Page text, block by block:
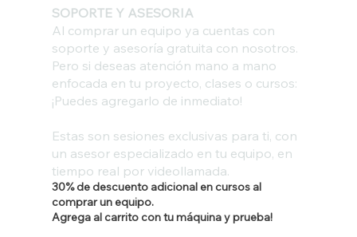
SOPORTE Y ASESORIA
Al comprar un equipo ya cuentas con
soporte y asesoría gratuita con nosotros.
Pero si deseas atención mano a mano
enfocada en tu proyecto, clases o cursos:
¡Puedes agregarlo de inmediato!
Estas son sesiones exclusivas para ti, con
un asesor especializado en tu equipo, en
tiempo real por videollamada.
30% de descuento adicional en cursos al
comprar un equipo.
Agrega al carrito con tu máquina y prueba!